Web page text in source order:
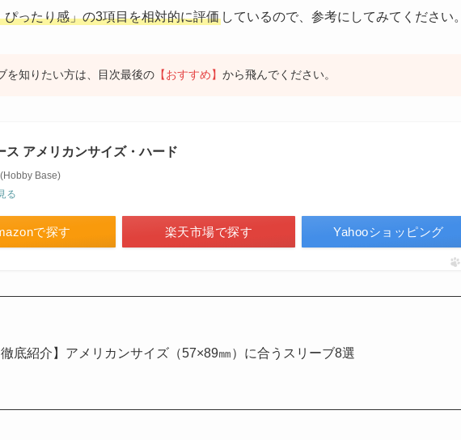
ぴったり感」の3項目を相対的に評価 しているので、参考にしてみてください。
を知りたい方は、目次最後の 【おすすめ】から飛んでください。
ス アメリカンサイズ・ハード
Base)
る
で探す 楽天市場で探す Yahooショッピング
徹底紹介】アメリカンサイズ（57×89㎜）に合うスリーブ8選